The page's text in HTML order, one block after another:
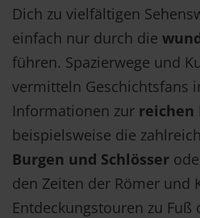
Dich zu vielfältigen
einfach nur durch die
führen. Spazierwege und
vermitteln Geschichtsfans
Informationen zur reichen
beispielsweise die
Burgen und Schlösser
den Zeiten der Römer und
Entdeckungstouren zu